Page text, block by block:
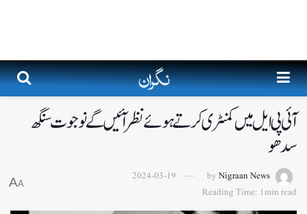
آئی پی ایل میں کمنٹری کرتے ہوئے نظر آئیں گے نوجوت سنگھ
سدھو
by Nigraan News
2024-03-19
Reading Time: 1min read
A
A